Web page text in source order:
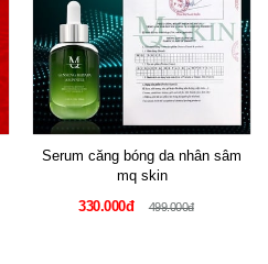
Serum căng bóng da nhân sâm
mq skin
330.000đ
499.000đ